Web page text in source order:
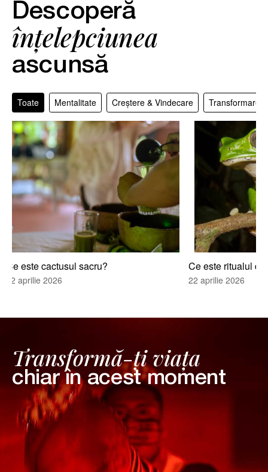
Descoperă
înțelepciunea
ascunsă
Toate Mentalitate Creștere & Vindecare Transformare
Ce este cactusul sacru?
22 aprilie 2026
Ce este ritualul
22 aprilie 2026
Transformă-ți viața
chiar în acest moment